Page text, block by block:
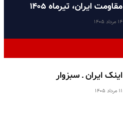
مقاومت ایران، تیرماه ۱۴۰۵
۱۴ مرداد ۱۴۰۵
اینک ایران ـ سبزوار
۱۱ مرداد ۱۴۰۵